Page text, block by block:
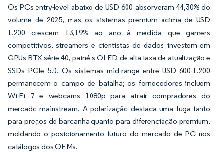
Os PCs entry-level abaixo de USD 600 absorveram 44,30% do
volume de 2025, mas os sistemas premium acima de USD
1.200 crescem 13,19% ao ano à medida que gamers
competitivos, streamers e cientistas de dados investem em
GPUs RTX série 40, painéis OLED de alta taxa de atualização e
SSDs PCIe 5.0. Os sistemas mid-range entre USD 600-1.200
permanecem o campo de batalha; os fornecedores incluem
Wi-Fi 7 e webcams 1080p para atrair compradores do
mercado mainstream. A polarização destaca uma fuga tanto
para preços de barganha quanto para diferenciação premium,
moldando o posicionamento futuro do mercado de PC nos
catálogos dos OEMs.